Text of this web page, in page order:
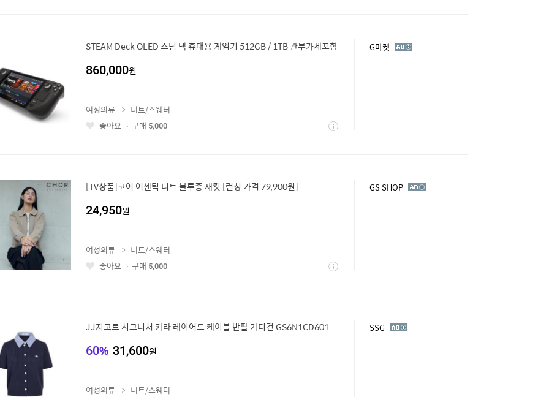
STEAM Deck OLED 스팀 덱 휴대용 게임기 512GB / 1TB 관부가세포함
860,000원
G마켓 광
좋 상
여성의류
니트/스웨터
좋아요
구매 5,000
[TV상품]코어 어센틱 니트 블루종 재킷 [런칭 가격 79,900원]
24,950원
GS SHOP 광
좋 상
여성의류
니트/스웨터
좋아요
구매 5,000
JJ지고트 시그니처 카라 레이어드 케이블 반팔 가디건 GS6N1CD601
60% 31,600원
SSG 광
여성의류
니트/스웨터